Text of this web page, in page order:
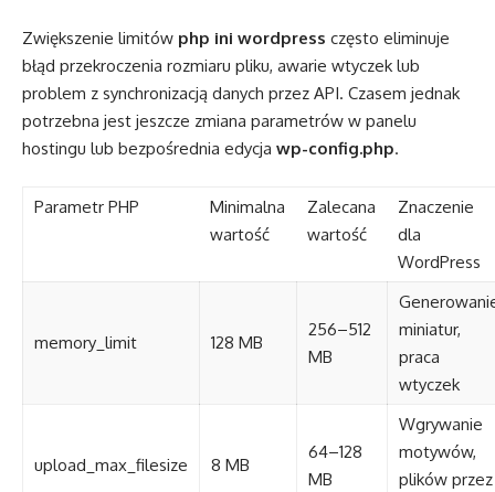
Zwiększenie limitów php ini wordpress często eliminuje
błąd przekroczenia rozmiaru pliku, awarie wtyczek lub
problem z synchronizacją danych przez API. Czasem jednak
potrzebna jest jeszcze zmiana parametrów w panelu
hostingu lub bezpośrednia edycja wp-config.php.
Parametr PHP
Minimalna
wartość
Zalecana
wartość
Znaczenie
dla
WordPress
memory_limit 128 MB
256–512
MB
miniatur,
praca
wtyczek
upload_max_filesize 8 MB
64–128
MB
Wgrywanie
motywów,
plików przez